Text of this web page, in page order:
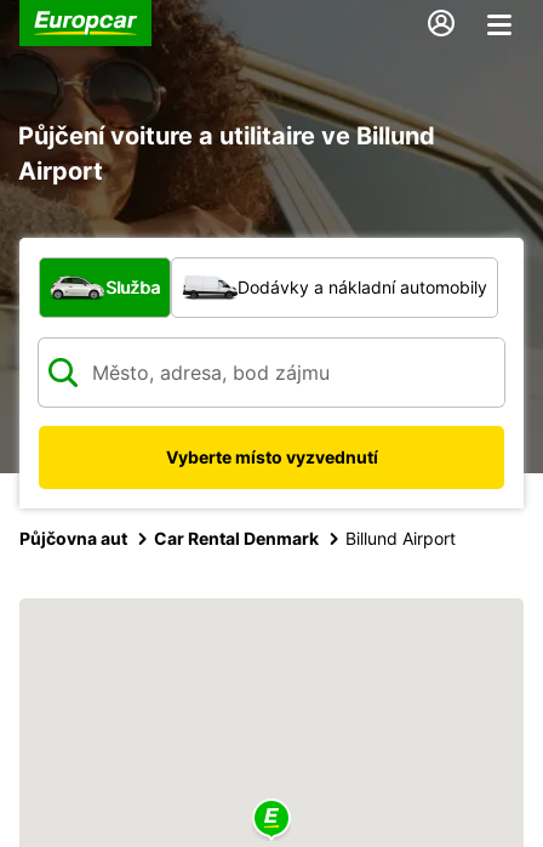
Půjčení voiture a utilitaire ve Billund
Airport
Jaký typ vozidla?
Služba Dodávky a nákladní automobily
Vyberte místo vyzvednutí
Půjčovna aut Car Rental Denmark Billund Airport